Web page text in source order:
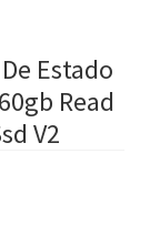
Estado
Read
V2